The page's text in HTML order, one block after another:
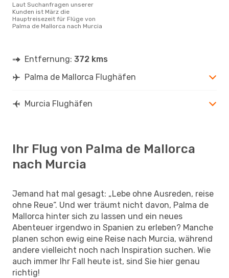
Laut Suchanfragen unserer
Kunden ist März die
Hauptreisezeit für Flüge von
Palma de Mallorca nach Murcia
Entfernung: 372 kms
Palma de Mallorca Flughäfen
Murcia Flughäfen
Ihr Flug von Palma de Mallorca
nach Murcia
Jemand hat mal gesagt: „Lebe ohne Ausreden, reise
ohne Reue“. Und wer träumt nicht davon, Palma de
Mallorca hinter sich zu lassen und ein neues
Abenteuer irgendwo in Spanien zu erleben? Manche
planen schon ewig eine Reise nach Murcia, während
andere vielleicht noch nach Inspiration suchen. Wie
auch immer Ihr Fall heute ist, sind Sie hier genau
richtig!